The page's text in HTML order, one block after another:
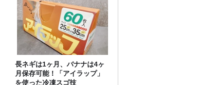
長ネギは1ヶ月、バナナは4ヶ
月保存可能！「アイラップ」
を使った冷凍スゴ技